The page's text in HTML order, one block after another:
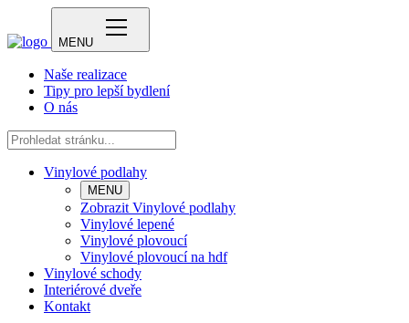
MENU
Naše realizace
Tipy pro lepší bydlení
O nás
Vinylové podlahy
MENU
Zobrazit Vinylové podlahy
Vinylové lepené
Vinylové plovoucí
Vinylové plovoucí na hdf
Vinylové schody
Interiérové dveře
Kontakt